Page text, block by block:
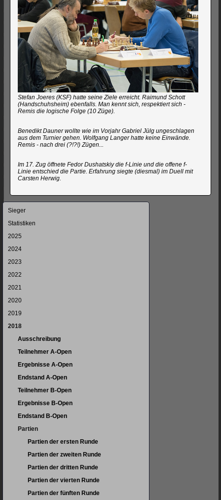
Stefan Joeres (KSF) hatte seine Ziele erreicht. Raimund Schott
(Handschuhsheim) ebenfalls. Man kennt sich, respektiert sich -
Remis die logische Folge (10 Züge).
Benedikt Dauner wollte wie im Vorjahr Gabriel Jülg ungeschlagen
aus dem Turnier gehen. Wolfgang Langer hatte keine Einwände.
Remis - nach drei (?!?!) Zügen...
Im 17. Zug öffnete Fedor Dushatskiy die f-Linie und die offene f-
Linie entschied die Partie. Erfahrung siegte (diesmal) im Duell mit
Carsten Herwig.
Navigation
Sieger
Statistiken
2025
2024
2023
2022
2021
2020
2019
2018
Ausschreibung
Teilnehmer A-Open
Ergebnisse A-Open
Endstand A-Open
Teilnehmer B-Open
Ergebnisse B-Open
Endstand B-Open
Partien
Partien der ersten Runde
Partien der zweiten Runde
Partien der dritten Runde
Partien der vierten Runde
Partien der fünften Runde